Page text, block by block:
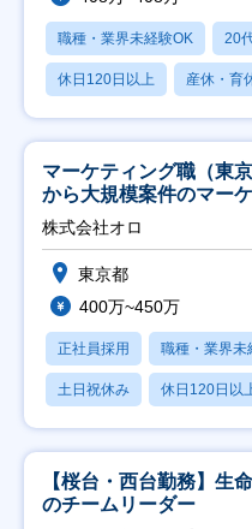
職種・業界未経験OK 20
休日120日以上 産休・育
マーケティング職（東
から大規模案件のマー
修充実】
株式会社オロ
東京都
400万~450万
正社員採用 職種・業界未
土日祝休み 休日120日以
【桜台・西台勤務】生
のチームリーダー